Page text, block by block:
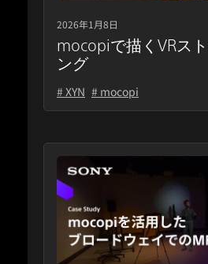
2026年1月8日
mocopiで描くVRス
ング
# XYN # mocopi